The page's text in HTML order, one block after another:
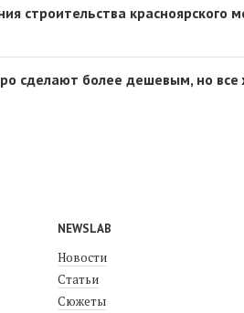
строительства красноярского
сделают более дешевым, но все
NEWSLAB
Новости
Статьи
Сюжеты